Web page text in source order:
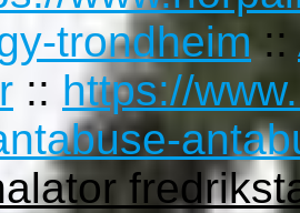
trondheim::
:: https://